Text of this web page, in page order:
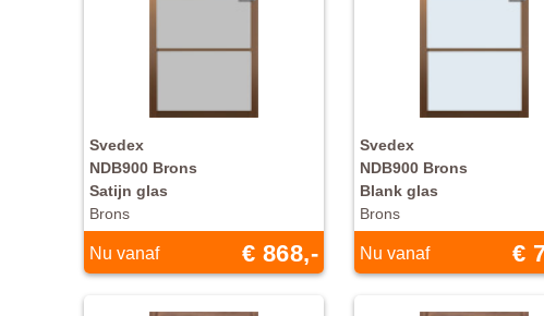
Svedex
NDB900 Brons
Satijn glas
Brons
Nu vanaf € 868,-
Svedex
NDB900 Brons
Blank glas
Brons
Nu vanaf €